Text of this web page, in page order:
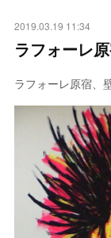
2019.03.19 11:34
ラフォーレ
ラフォーレ原宿、